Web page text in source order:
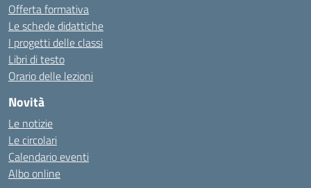
Offerta formativa
Le schede didattiche
I progetti delle classi
Libri di testo
Orario delle lezioni
Novità
Le notizie
Le circolari
Calendario eventi
Albo online